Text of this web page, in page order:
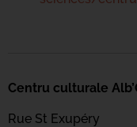
Centru culturale
Rue St Exupéry